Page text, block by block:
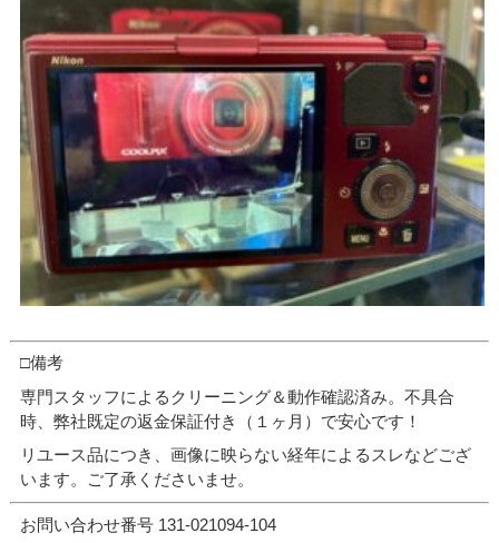
□備考
専門スタッフによるクリーニング＆動作確認済み。不具合
時、弊社既定の返金保証付き（１ヶ月）で安心です！
リユース品につき、画像に映らない経年によるスレなどござ
います。ご了承くださいませ。
お問い合わせ番号 131-021094-104